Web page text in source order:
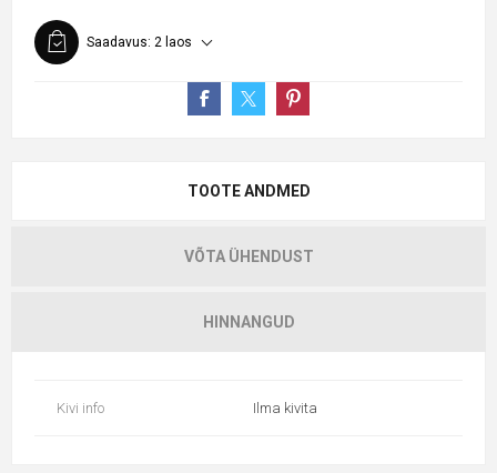
Saadavus: 2 laos
TOOTE ANDMED
VÕTA ÜHENDUST
HINNANGUD
Kivi info Ilma kivita